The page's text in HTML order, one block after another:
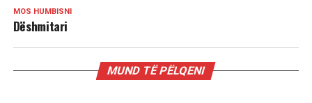
MOS HUMBISNI
Dëshmitari
MUND TË PËLQENI